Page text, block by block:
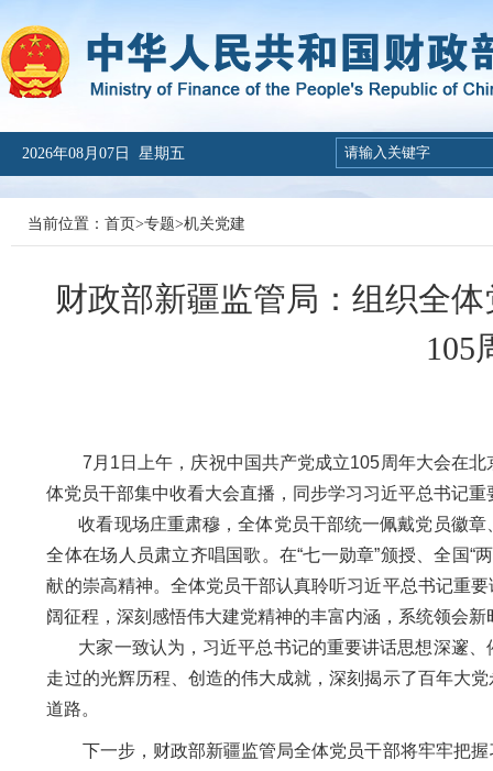
2026年08月07日 星期五
当前位置： 首页>专题>机关党建
财政部新疆监管局：组织全
105
7月1日上午，庆祝中国共产党成立105周年大会在北
体党员干部集中收看大会直播，同步学习习近平总书记
收看现场庄重肃穆，全体党员干部统一佩戴党员徽章
全体在场人员肃立齐唱国歌。在“七一勋章”颁授、全国
献的崇高精神。全体党员干部认真聆听习近平总书记重
阔征程，深刻感悟伟大建党精神的丰富内涵，系统领会
大家一致认为，习近平总书记的重要讲话思想深邃、
走过的光辉历程、创造的伟大成就，深刻揭示了百年大
道路。
下一步，财政部新疆监管局全体党员干部将牢牢把握